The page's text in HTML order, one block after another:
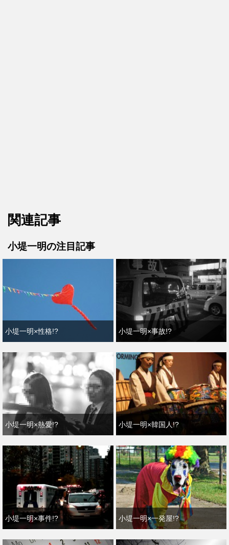
関連記事
小堤一明の注目記事
小堤一明×性格!? 小堤一明×事故!?
小堤一明×熱愛!? 小堤一明×韓国人!?
小堤一明×事件!? 小堤一明×一発屋!?